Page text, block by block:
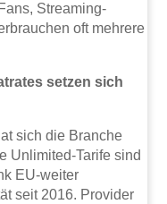
Streaming-
oft mehrere
setzen sich
sich die Branche
Unlimited-Tarife sind
EU-weiter
seit 2016. Provider